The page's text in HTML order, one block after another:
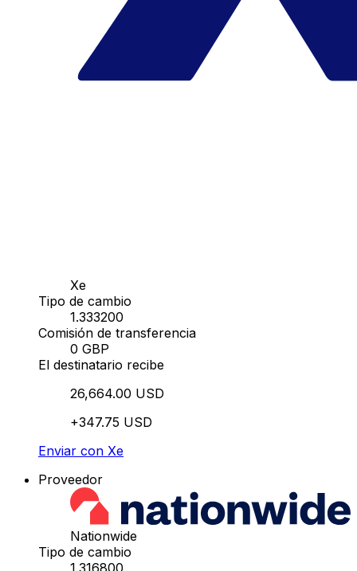
Xe
Tipo de cambio
1.333200
Comisión de transferencia
0 GBP
El destinatario recibe
26,664.00 USD
+347.75 USD
Enviar con Xe
Proveedor
Nationwide
Tipo de cambio
1.316800